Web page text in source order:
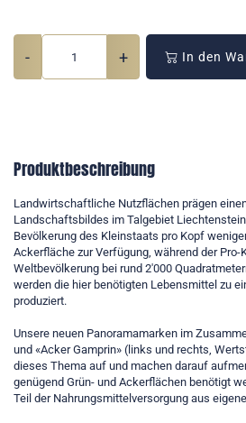
- + In den
Produktbeschreibung
Landwirtschaftliche Nutzflächen prägen
Landschaftsbildes im Talgebiet
Bevölkerung des Kleinstaats pro Kopf
Ackerfläche zur Verfügung, während der
Weltbevölkerung bei rund 2'000
werden die hier benötigten Lebensmittel zu
produziert.
Unsere neuen Panoramamarken im
und «Acker Gamprin» (links und rechts,
dieses Thema auf und machen darauf
genügend Grün- und Ackerflächen benötigt
Teil der Nahrungsmittelversorgung aus